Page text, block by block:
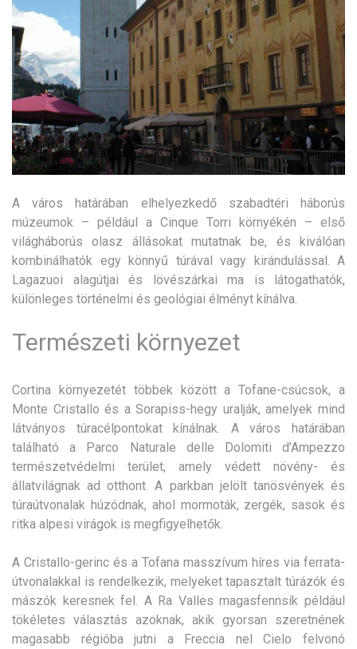
A város határában elhelyezkedő szabadtéri háborús
múzeumok – például a Cinque Torri környékén – első
világháborús olasz állásokat mutatnak be, és kiválóan
kombinálhatók egy könnyű túrával vagy kirándulással. A
Lagazuoi alagútjai és lövészárkai ma is látogathatók,
különleges történelmi és geológiai élményt kínálva.
Természeti környezet
Cortina környezetét többek között a Tofane-csúcsok, a
Monte Cristallo és a Sorapiss-hegy uralják, amelyek mind
látványos túracélpontokat kínálnak. A város határában
található a Parco Naturale delle Dolomiti d’Ampezzo
természetvédelmi terület, amely védett növény- és
állatvilágnak ad otthont. A parkban jelölt tanösvények és
túraútvonalak húzódnak, ahol mormoták, zergék, sasok és
ritka alpesi virágok is megfigyelhetők.
A Cristallo-gerinc és a Tofana masszívum híres via ferrata-
útvonalakkal is rendelkezik, melyeket tapasztalt túrázók és
mászók keresnek fel. A Ra Valles magasfennsík például
tökéletes választás azoknak, akik gyorsan szeretnének
magasabb régióba jutni a Freccia nel Cielo felvonó